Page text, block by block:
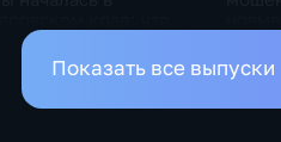
ожидает
в 2026 году
Показать все выпуски